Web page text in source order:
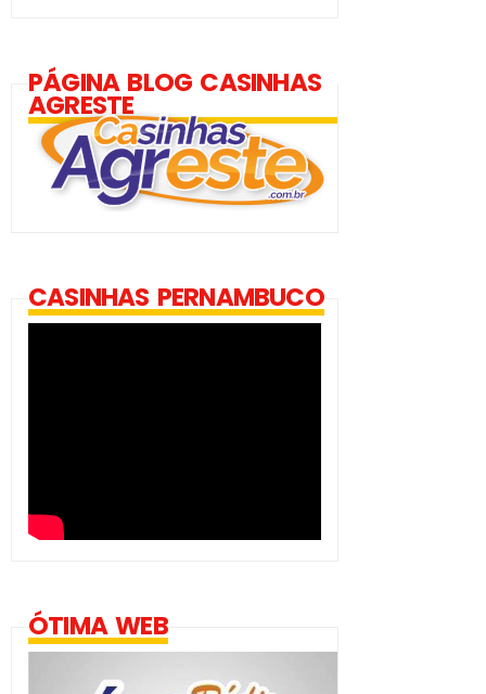
PÁGINA BLOG CASINHAS
AGRESTE
CASINHAS PERNAMBUCO
ÓTIMA WEB